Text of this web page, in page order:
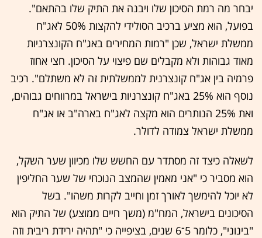
יבחר מה רמת הסיכון שלו ויבנה את התיק שלו בהתאם".
בפועל, הוא מציע ברכיב הסולידי להקצות 50% לאג"ח
ממשלת ישראל, שכן "רמות המחירים באג"ח הקונצרניות
מאוד גבוהות ולא מקבלים שם פיצוי על הסיכון. חצי אחוז
פרמיה בין אג"ח קונצרנית לממשלתית זה לא משתלם". רכיב
נוסף הוא 25% באג"ח קונצרניות בישראל במרווחים גבוהים,
ואת 25% הנותרים הוא מקצה לאג"ח בארה"ב או אג"ח
ממשלת ישראל צמודה לדולר.
לשאלה כיצד זה מסתדר עם החשש שלו מכיוון שער השקל,
הוא מסביר כי "אני מאמין שהמצב הנוכחי של שער החליפין
לא יוכל להימשך לאורך זמן וחייב לקרות משהו". בשל
הסיכונים בישראל, המח"מ (משך חיים ממוצע) של התיק הוא
"בינוני", כלומר 5־6 שנים, בציפייה כי "תהיה ירידת ריבית וזה